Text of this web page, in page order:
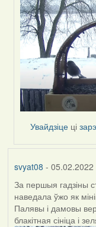
Увайдзіце ці
svyat08 - 05.02.2022
За першыя гадзіны
наведала ўжо як
Палявы і дамовы
блакітная сініца і